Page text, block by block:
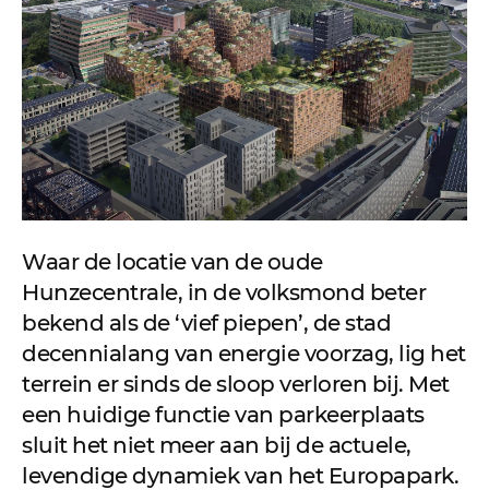
Waar de locatie van de oude
Hunzecentrale, in de volksmond beter
bekend als de ‘vief piepen’, de stad
decennialang van energie voorzag, lig het
terrein er sinds de sloop verloren bij. Met
een huidige functie van parkeerplaats
sluit het niet meer aan bij de actuele,
levendige dynamiek van het Europapark.